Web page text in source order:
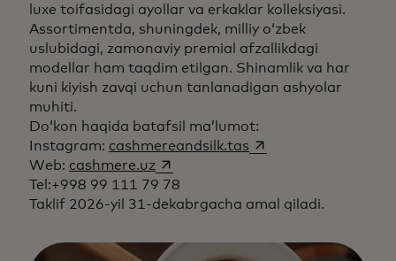
luxe toifasidagi ayollar va erkaklar kolleksiyasi.
Assortimentda, shuningdek, milliy o‘zbek
uslubidagi, zamonaviy premial afzallikdagi
modellar ham taqdim etilgan. Shinamlik va har
kuni kiyish zavqi uchun tanlanadigan ashyolar
muhiti.
Do‘kon haqida batafsil ma’lumot:
Instagram: cashmereandsilk.tas opens in a new tab
Web: cashmere.uzopens in a new tab
Tel:+998 99 111 79 78
Taklif 2026-yil 31-dekabrgacha amal qiladi.